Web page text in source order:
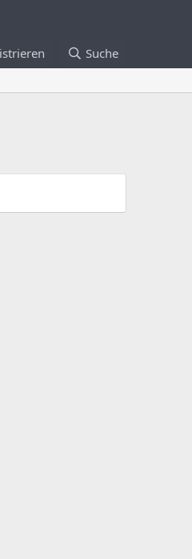
Suche